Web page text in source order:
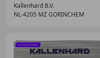
Kallenhard B.V.
NL-4205 MZ GORINCHEM